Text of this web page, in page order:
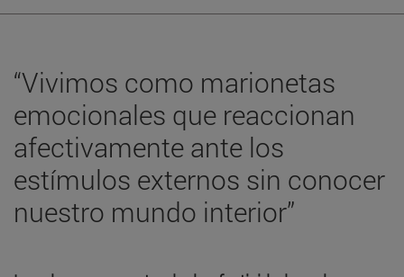
“Vivimos como marionetas
emocionales que reaccionan
afectivamente ante los
estímulos externos sin conocer
nuestro mundo interior”